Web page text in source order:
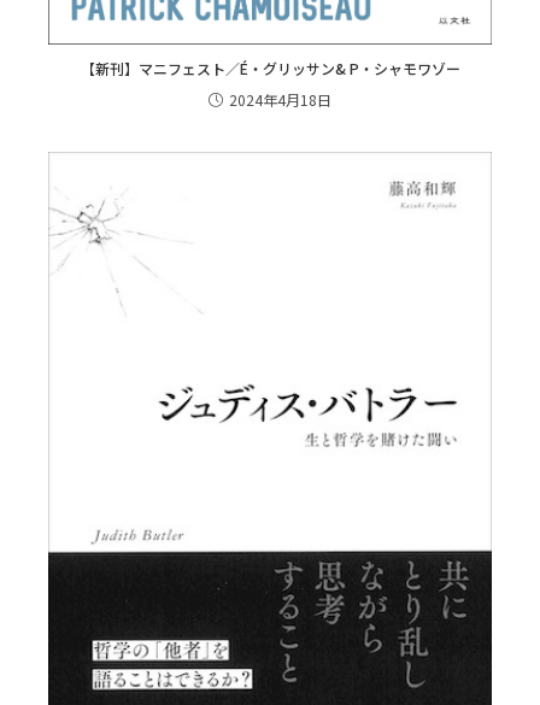
【新刊】マニフェスト／É・グリッサン& P・シャモワゾー
2024年4月18日